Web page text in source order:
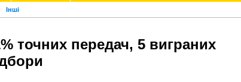
Інші
точних передач, 5 виграних